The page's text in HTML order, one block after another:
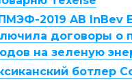
2019 AB InBev
договоры о
на зеленую
ботлер